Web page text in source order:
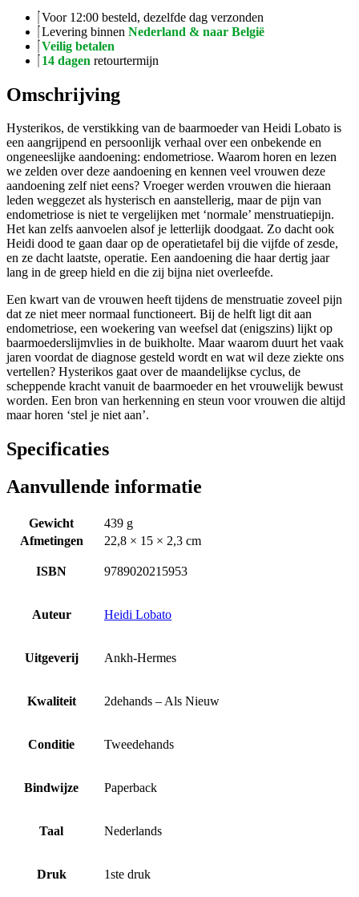
Voor 12:00 besteld, dezelfde dag verzonden
Levering binnen Nederland & naar België
Veilig betalen
14 dagen retourtermijn
Omschrijving
Hysterikos, de verstikking van de baarmoeder van Heidi Lobato is
een aangrijpend en persoonlijk verhaal over een onbekende en
ongeneeslijke aandoening: endometriose. Waarom horen en lezen
we zelden over deze aandoening en kennen veel vrouwen deze
aandoening zelf niet eens? Vroeger werden vrouwen die hieraan
leden weggezet als hysterisch en aanstellerig, maar de pijn van
endometriose is niet te vergelijken met ‘normale’ menstruatiepijn.
Het kan zelfs aanvoelen alsof je letterlijk doodgaat. Zo dacht ook
Heidi dood te gaan daar op de operatietafel bij die vijfde of zesde,
en ze dacht laatste, operatie. Een aandoening die haar dertig jaar
lang in de greep hield en die zij bijna niet overleefde.
Een kwart van de vrouwen heeft tijdens de menstruatie zoveel pijn
dat ze niet meer normaal functioneert. Bij de helft ligt dit aan
endometriose, een woekering van weefsel dat (enigszins) lijkt op
baarmoederslijmvlies in de buikholte. Maar waarom duurt het vaak
jaren voordat de diagnose gesteld wordt en wat wil deze ziekte ons
vertellen? Hysterikos gaat over de maandelijkse cyclus, de
scheppende kracht vanuit de baarmoeder en het vrouwelijk bewust
worden. Een bron van herkenning en steun voor vrouwen die altijd
maar horen ‘stel je niet aan’.
Specificaties
Aanvullende informatie
Gewicht
439 g
Afmetingen
22,8 × 15 × 2,3 cm
ISBN 9789020215953
Auteur Heidi Lobato
Uitgeverij Ankh-Hermes
Kwaliteit 2dehands – Als Nieuw
Conditie Tweedehands
Bindwijze Paperback
Taal Nederlands
Druk 1ste druk